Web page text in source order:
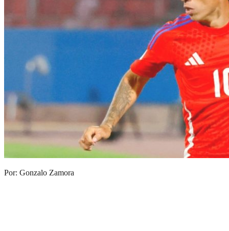
Por: Gonzalo Zamora